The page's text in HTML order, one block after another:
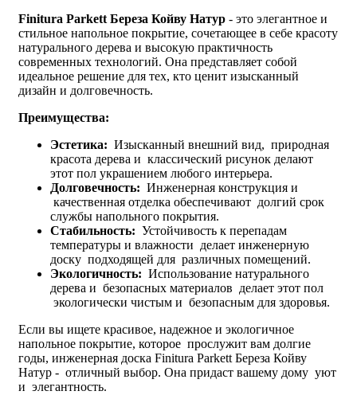
Finitura Parkett Береза Койву Натур - это элегантное и
стильное напольное покрытие, сочетающее в себе красоту
натурального дерева и высокую практичность
современных технологий. Она представляет собой
идеальное решение для тех, кто ценит изысканный
дизайн и долговечность.
Преимущества:
Эстетика: Изысканный внешний вид, природная
красота дерева и классический рисунок делают
этот пол украшением любого интерьера.
Долговечность: Инженерная конструкция и
качественная отделка обеспечивают долгий срок
службы напольного покрытия.
Стабильность: Устойчивость к перепадам
температуры и влажности делает инженерную
доску подходящей для различных помещений.
Экологичность: Использование натурального
дерева и безопасных материалов делает этот пол
экологически чистым и безопасным для здоровья.
Если вы ищете красивое, надежное и экологичное
напольное покрытие, которое прослужит вам долгие
годы, инженерная доска Finitura Parkett Береза Койву
Натур - отличный выбор. Она придаст вашему дому уют
и элегантность.